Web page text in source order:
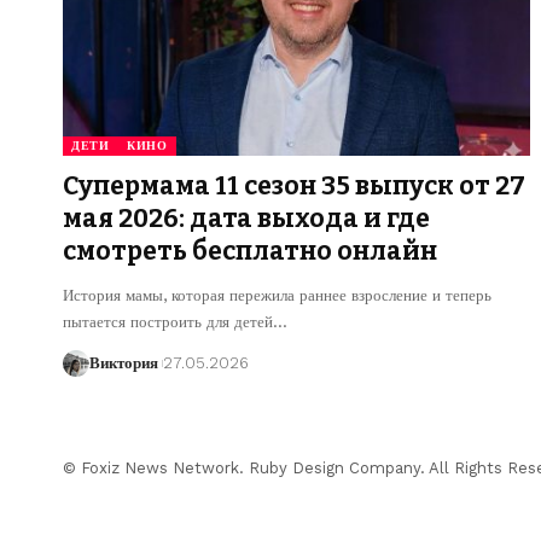
ДЕТИ КИНО
Супермама 11 сезон 35 выпуск от 27
мая 2026: дата выхода и где
смотреть бесплатно онлайн
История мамы, которая пережила раннее взросление и теперь
пытается построить для детей…
Виктория 27.05.2026
© Foxiz News Network. Ruby Design Company. All Rights